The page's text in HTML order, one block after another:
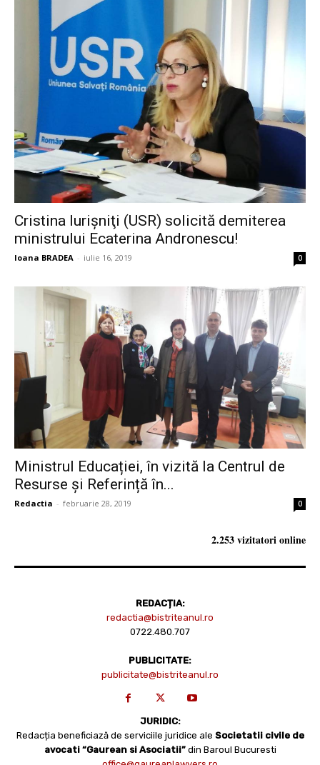
Cristina Iurişniţi (USR) solicită demiterea
ministrului Ecaterina Andronescu!
Ioana BRADEA - iulie 16, 2019 0
Ministrul Educației, în vizită la Centrul de
Resurse și Referință în...
Redactia - februarie 28, 2019 0
2.253 vizitatori online
REDACȚIA:
redactia@bistriteanul.ro
0722.480.707
PUBLICITATE:
publicitate@bistriteanul.ro
JURIDIC:
Redacția beneficiază de serviciile juridice ale Societatii civile de
avocati “Gaurean si Asociatii” din Baroul Bucuresti